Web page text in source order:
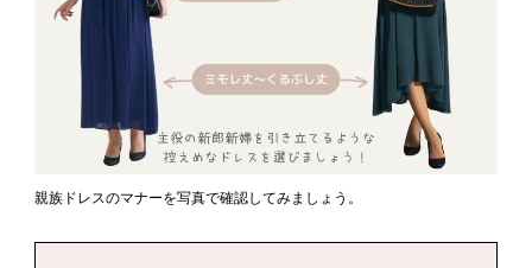
親族ドレスのマナーを写真で確認してみましょう。